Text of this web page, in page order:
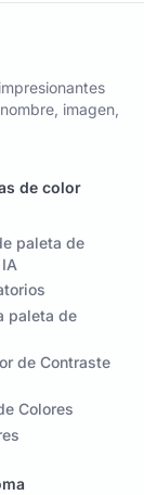
imagen,
de color
paleta de
paleta de
de Contraste
Colores